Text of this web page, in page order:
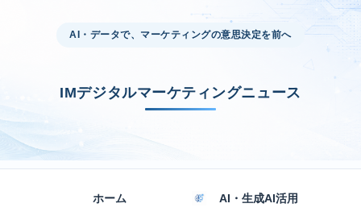
AI・データで、マーケティングの意思決定を前へ
IMデジタルマーケティングニュース
ホーム AI・生成AI活用